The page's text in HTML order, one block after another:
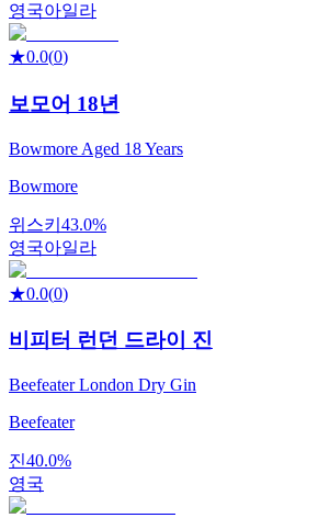
영국아일라
★0.0(0)
보모어 18년
Bowmore Aged 18 Years
Bowmore
위스키 43.0%
영국아일라
★0.0(0)
비피터 런던 드라이 진
Beefeater London Dry Gin
Beefeater
진40.0%
영국